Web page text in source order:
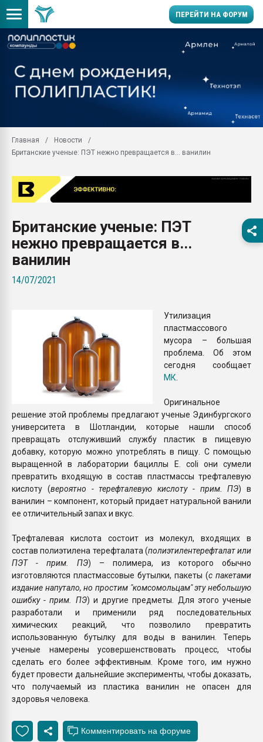
ПЕРЕЙТИ НА ФОРУМ
заводу пластмасс"
28.07.2026
пластмасс
28.07.2026
ПЕРЕЙТИ НА
Главная
Новости
Британские ученые: ПЭТ нежно превращается в... ванилин
Британские ученые: ПЭТ
нежно превращается в...
ванилин
14/07/2021
Утилизация
пластмассового
мусора – большая
проблема. Об этом
сегодня сообщает
МК
Оригинальное
решение этой проблемы предлагают ученые Эдинбургского
университета в Шотландии, которые нашли способ
превращать отслуживший службу пластик в пищевую
добавку, которую можно употреблять в пищу. С помощью
выращенной в лаборатории бациллы E. coli они сумели
превратить входящую в состав пластмассы трефталевую
кислоту (вероятно - терефталевую кислоту - прим. ПЭ) в
ванилин – компонент, который придает натуральной ванили
ее отличительный запах и вкус.
Трефталевая кислота состоит из молекул, входящих в
состав полиэтилена терефталата (полиэтилентерефталат или
ПЭТ - прим. ПЭ) – полимера, из которого обычно
изготовляются пластмассовые бутылки, пакеты (с пакетами
издание напутало, но простим "комсомольцам" эту небольшую
ошибку - прим. ПЭ) и другие предметы. Для этого ученые
разработали и применили ряд последовательных
химических реакций, что позволило превратить
использованную бутылку для воды в ванилин. Теперь
ученые намерены усовершенствовать процесс, чтобы
сделать его более эффективным. Кроме того, им нужно
будет провести дальнейшие эксперименты, чтобы доказать,
что получаемый из пластика ванилин не опасен для
здоровья человека.